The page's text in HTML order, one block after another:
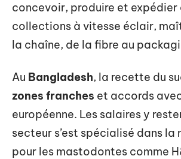
concevoir, produire et expédier
collections à vitesse éclair,
la chaîne, de la fibre au
Au Bangladesh, la recette du
zones franches et accords avec
européenne. Les salaires y
secteur s’est spécialisé dans
pour les mastodontes comme